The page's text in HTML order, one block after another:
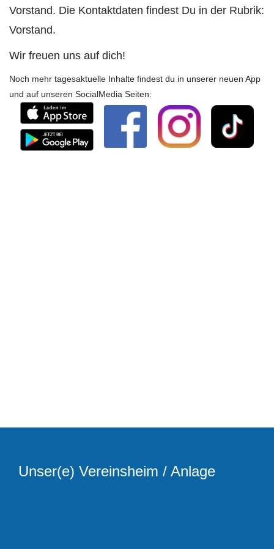
Vorstand. Die Kontaktdaten findest Du in der Rubrik:
Vorstand.
Wir freuen uns auf dich!
Noch mehr tagesaktuelle Inhalte findest du in unserer neuen App
und auf unseren SocialMedia Seiten:
Unser(e) Vereinsheim / Anlage